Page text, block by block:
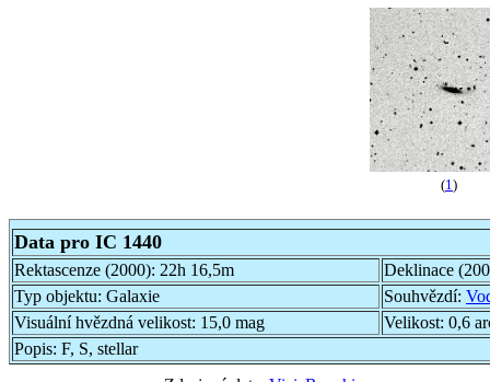
(1 )
Data pro IC 1440
Rektascenze (2000): 22h 16,5m
Deklinace
Typ objektu: Galaxie Souhvězdí:
Visuální hvězdná velikost: 15,0 mag Velikost: 0,6
Popis: F, S, stellar